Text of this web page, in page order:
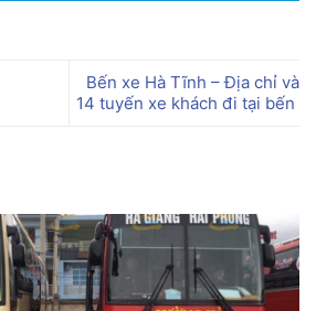
Bến xe Hà Tĩnh – Địa chỉ và
14 tuyến xe khách đi tại bến